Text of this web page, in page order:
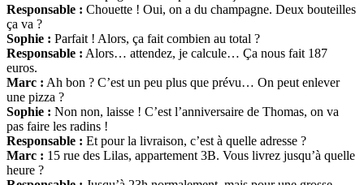
Responsable : Chouette ! Oui, on a du champagne. Deux bouteilles
ça va ?
Sophie : Parfait ! Alors, ça fait combien au total ?
Responsable : Alors… attendez, je calcule… Ça nous fait 187
euros.
Marc : Ah bon ? C’est un peu plus que prévu… On peut enlever
une pizza ?
Sophie : Non non, laisse ! C’est l’anniversaire de Thomas, on va
pas faire les radins !
Responsable : Et pour la livraison, c’est à quelle adresse ?
Marc : 15 rue des Lilas, appartement 3B. Vous livrez jusqu’à quelle
heure ?